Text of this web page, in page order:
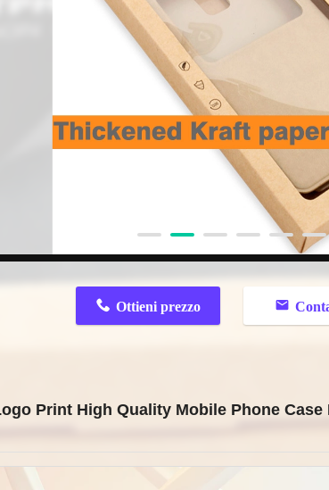
Ottieni prezzo
Print High Quality Mobile Phone Case